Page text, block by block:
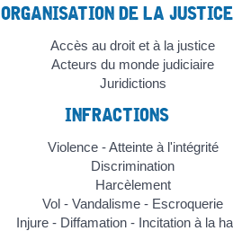
ORGANISATION DE LA JUSTICE
Accès au droit et à la justice
Acteurs du monde judiciaire
Juridictions
INFRACTIONS
Violence - Atteinte à l'intégrité
Discrimination
Harcèlement
Vol - Vandalisme - Escroquerie
Injure - Diffamation - Incitation à la